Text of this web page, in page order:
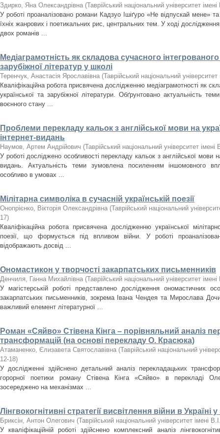
Здирко, Яна Олександрівна (Таврійський національний університет
У роботі проаналізовано романи Кадзуо Ішіґуро «Не відпускай мене»
їхніх жанрових і поетикальних рис, центральних тем. У ході
двох романів ...
Медіаграмотність як складова сучасного
зарубіжної літератур у школі
Теренчук, Анастасія Ярославівна (Таврійський національний
Кваліфікаційна робота присвячена дослідженню медіаграмотності як
української та зарубіжної літератури. Обґрунтовано актуальність
воєнного стану ...
Проблеми перекладу кальок з англійської мови на
інтернет-видань
Наумов, Артем Андрійович (Таврійський національний університет
У роботі досліджено особливості перекладу кальок з англійської мови
видань. Актуальність теми зумовлена посиленням іншомовного
особливо в умовах ...
Мілітарна символіка в сучасній українській поезії
Онопрієнко, Вікторія Олександрівна (Таврійський національний
17)
Кваліфікаційна робота присвячена дослідженню української
поезії, що формується під впливом війни. У роботі
відображають досвід ...
Ономастикон у творчості закарпатських письменників
Денчиля, Ганна Михайлівна (Таврійський національний університет
У магістерській роботі представлено дослідження ономастичних
закарпатських письменників, зокрема Івана Чендея та Мирослава
важливий елемент літературної ...
Роман «Сяйво» Стівена Кінга – порівняльний аналіз
трансформацій (на основі перекладу О. Красюка)
Атаманенко, Єлизавета Святославівна (Таврійський національний
12-18)
У дослідженні здійснено детальний аналіз перекладацьких
горорної поетики роману Стівена Кінга «Сяйво» в перекладі
зосереджено на механізмах ...
Лінгвокогнітивні стратегії висвітлення війни в Україні
Бриксін, Антон Олегович (Таврійський національний університет імені
У кваліфікаційній роботі здійснено комплексний аналіз